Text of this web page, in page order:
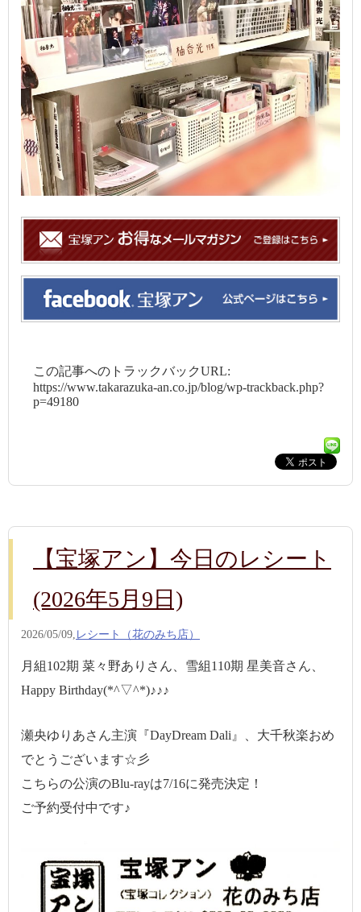
この記事へのトラックバックURL:
https://www.takarazuka-an.co.jp/blog/wp-trackback.php?
p=49180
【宝塚アン】今日のレシート
(2026年5月9日)
2026/05/09, レシート（花のみち店）
月組102期 菜々野ありさん、雪組110期 星美音さん、
Happy Birthday(*^▽^*)♪♪♪
瀬央ゆりあさん主演『DayDream Dali』、大千秋楽おめ
でとうございます☆彡
こちらの公演のBlu-rayは7/16に発売決定！
ご予約受付中です♪